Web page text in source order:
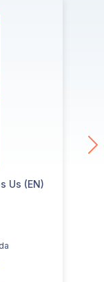
Us (EN)